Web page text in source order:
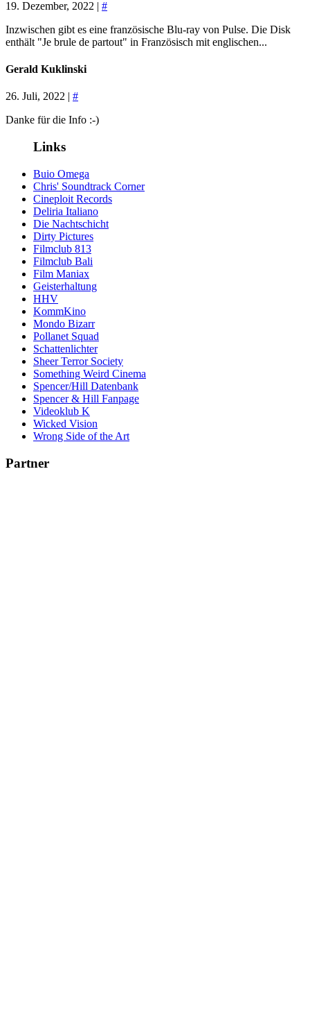
19. Dezember, 2022 | #
Inzwischen gibt es eine französische Blu-ray von Pulse. Die Disk
enthält "Je brule de partout" in Französisch mit englischen...
Gerald Kuklinski
26. Juli, 2022 | #
Danke für die Info :-)
Links
Buio Omega
Chris' Soundtrack Corner
Cineploit Records
Deliria Italiano
Die Nachtschicht
Dirty Pictures
Filmclub 813
Filmclub Bali
Film Maniax
Geisterhaltung
HHV
KommKino
Mondo Bizarr
Pollanet Squad
Schattenlichter
Sheer Terror Society
Something Weird Cinema
Spencer/Hill Datenbank
Spencer & Hill Fanpage
Videoklub K
Wicked Vision
Wrong Side of the Art
Partner